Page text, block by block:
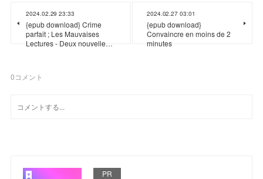
2024.02.29 23:33
{epub download} Crime
parfait ; Les Mauvaises
Lectures - Deux nouvelle…
2024.02.27 03:01
{epub download}
Convaincre en moins de 2
minutes
0コメント
PR